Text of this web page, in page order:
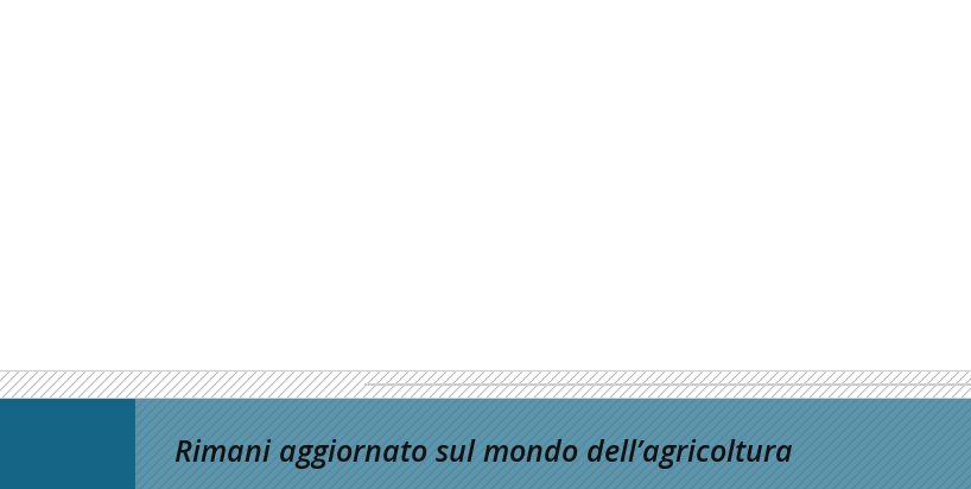
Rimani aggiornato sul mondo dell’agricoltura